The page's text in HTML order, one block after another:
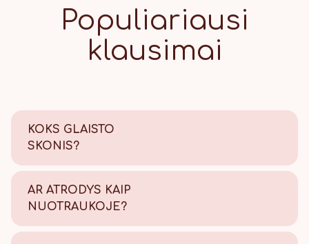
Populiariausi
klausimai
KOKS GLAISTO
SKONIS?
Saldus su šiek tiek citrinos
AR ATRODYS KAIP
NUOTRAUKOJE?
Tikrai taip! Viską atliekame